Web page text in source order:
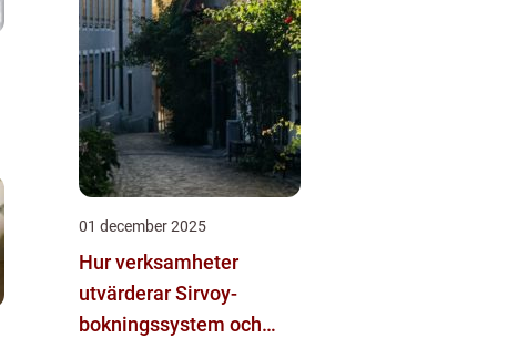
01 december 2025
Hur verksamheter
utvärderar Sirvoy-
bokningssystem och